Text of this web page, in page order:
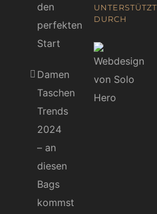
den
perfekten
Start
Damen
Taschen
Trends
2024
– an
diesen
Bags
kommst
UNTERSTÜTZT
DURCH